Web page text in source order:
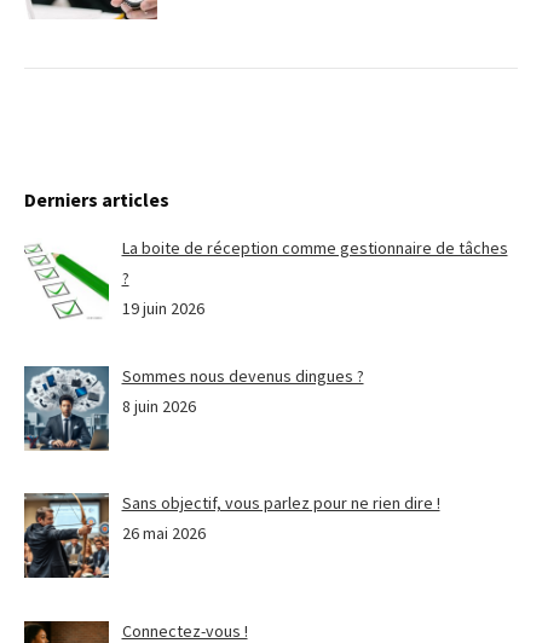
Derniers articles
La boite de réception comme gestionnaire de tâches
?
19 juin 2026
Sommes nous devenus dingues ?
8 juin 2026
Sans objectif, vous parlez pour ne rien dire !
26 mai 2026
Connectez-vous !